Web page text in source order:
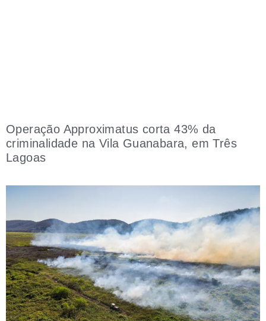
Operação Approximatus corta 43% da
criminalidade na Vila Guanabara, em Três
Lagoas